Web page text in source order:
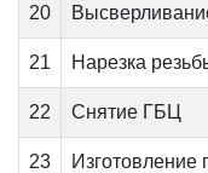
20
21 Нарезка
22 Снятие ГБЦ
23 Изготовление